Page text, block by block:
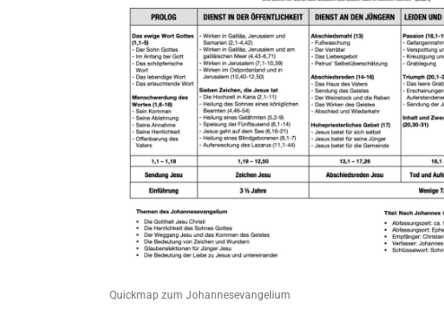
Quickmap zum Johannesevangelium